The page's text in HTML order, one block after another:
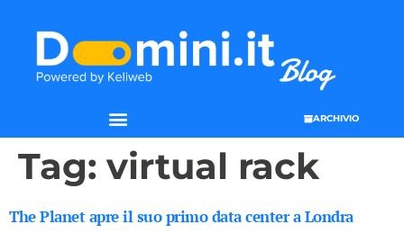
ARCHIVIO
Tag: virtual rack
The Planet apre il suo primo data center a Londra